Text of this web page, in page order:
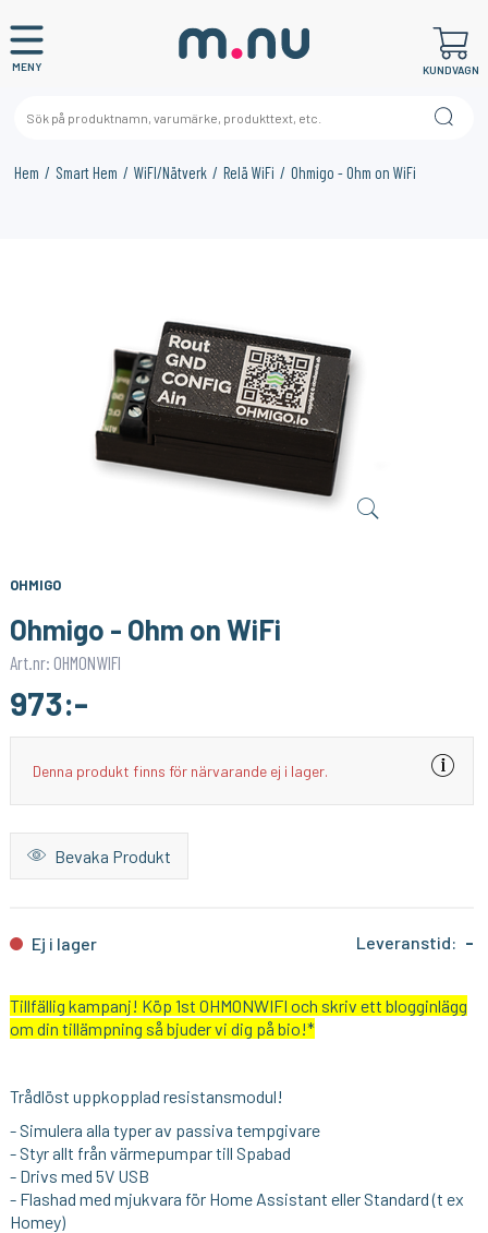
MENY KUNDVAGN
Hem Smart Hem WiFI/Nätverk Relä WiFi Ohmigo - Ohm on WiFi
OHMIGO
Ohmigo - Ohm on WiFi
Art.nr: OHMONWIFI
973:-
Denna produkt finns för närvarande ej i lager.
Bevaka Produkt
Ej i lager Leveranstid: -
Tillfällig kampanj! Köp 1st OHMONWIFI och skriv ett blogginlägg
om din tillämpning så bjuder vi dig på bio!*
Trådlöst uppkopplad resistansmodul!
- Simulera alla typer av passiva tempgivare
- Styr allt från värmepumpar till Spabad
- Drivs med 5V USB
- Flashad med mjukvara för Home Assistant eller Standard (t ex
Homey)